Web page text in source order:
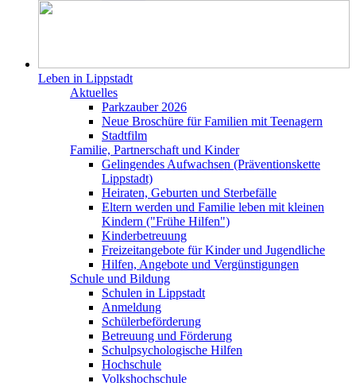
Leben in Lippstadt
Aktuelles
Parkzauber 2026
Neue Broschüre für Familien mit Teenagern
Stadtfilm
Familie, Partnerschaft und Kinder
Gelingendes Aufwachsen (Präventionskette
Lippstadt)
Heiraten, Geburten und Sterbefälle
Eltern werden und Familie leben mit kleinen
Kindern ("Frühe Hilfen")
Kinderbetreuung
Freizeitangebote für Kinder und Jugendliche
Hilfen, Angebote und Vergünstigungen
Schule und Bildung
Schulen in Lippstadt
Anmeldung
Schülerbeförderung
Betreuung und Förderung
Schulpsychologische Hilfen
Hochschule
Volkshochschule